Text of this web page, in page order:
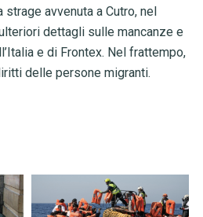
strage avvenuta a Cutro, nel
dettagli sulle mancanze e
e di Frontex. Nel frattempo,
delle persone migranti.